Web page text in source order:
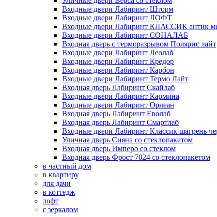
Входные двери Лабиринт Шторм
Входные двери Лабиринт ЛОФТ
Входные двери Лабиринт КЛАССИК антик
Входные двери Лабиринт СОНАЛАБ
Входная дверь с терморазрывом Полярис лайт
Входные двери Лабиринт Леолаб
Входные двери Лабиринт Кредор
Входные двери Лабиринт Карбон
Входные двери Лабиринт Термо Лайт
Входная дверь Лабиринт Скайлаб
Входные двери Лабиринт Кармина
Входные двери Лабиринт Орлеан
Входная дверь Лабиринт Еволаб
Входная дверь Лабиринт Смартлаб
Входные двери Лабиринт Классик шагрень
Уличная дверь Сияна со стеклопакетом
Входная дверь Имперо со стеклом
Входная дверь Фрост 7024 со стеклопакетом
в частный дом
в квартиру
для дачи
в коттедж
лофт
с зеркалом